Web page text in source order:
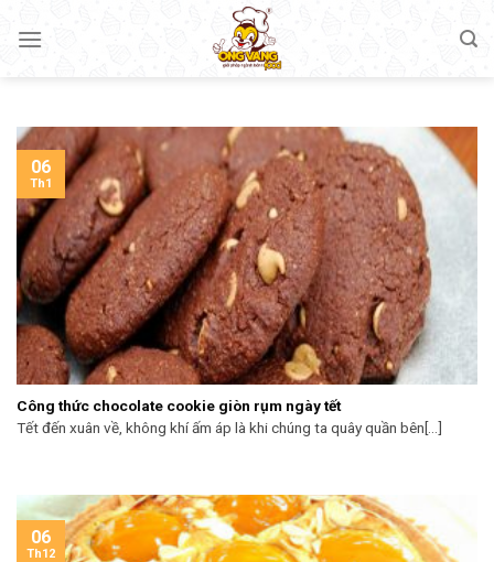
Công thức chocolate cookie giòn rụm ngày tết
Tết đến xuân về, không khí ấm áp là khi chúng ta quây quần bên[...]
06
Th1
06
Th12